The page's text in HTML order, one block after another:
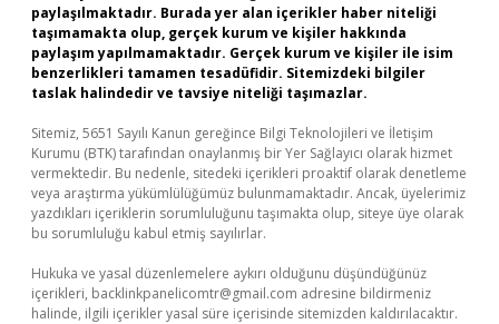
paylaşılmaktadır. Burada yer alan içerikler haber niteliği
taşımamakta olup, gerçek kurum ve kişiler hakkında
paylaşım yapılmamaktadır. Gerçek kurum ve kişiler ile isim
benzerlikleri tamamen tesadüfidir. Sitemizdeki bilgiler
taslak halindedir ve tavsiye niteliği taşımazlar.
Sitemiz, 5651 Sayılı Kanun gereğince Bilgi Teknolojileri ve İletişim
Kurumu (BTK) tarafından onaylanmış bir Yer Sağlayıcı olarak hizmet
vermektedir. Bu nedenle, sitedeki içerikleri proaktif olarak denetleme
veya araştırma yükümlülüğümüz bulunmamaktadır. Ancak, üyelerimiz
yazdıkları içeriklerin sorumluluğunu taşımakta olup, siteye üye olarak
bu sorumluluğu kabul etmiş sayılırlar.
Hukuka ve yasal düzenlemelere aykırı olduğunu düşündüğünüz
içerikleri, backlinkpanelicomtr@gmail.com adresine bildirmeniz
halinde, ilgili içerikler yasal süre içerisinde sitemizden kaldırılacaktır.